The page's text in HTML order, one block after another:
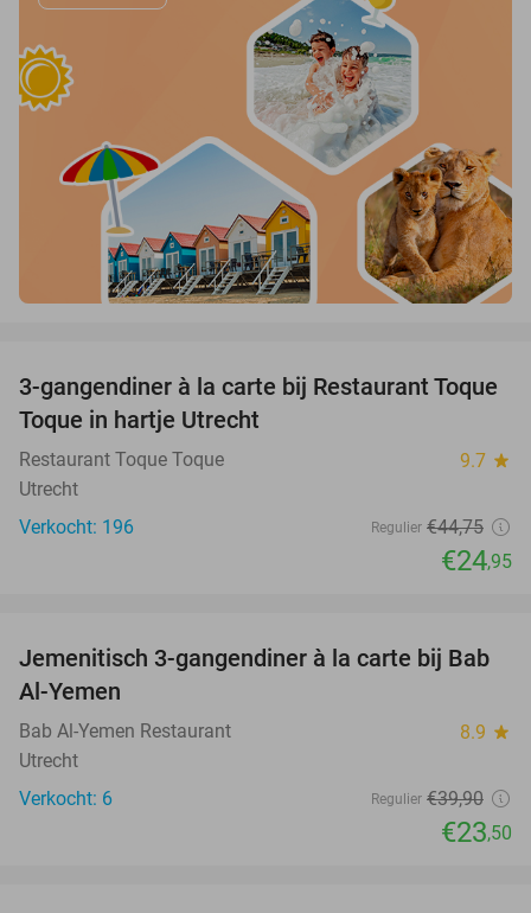
44%
3-gangendiner à la carte bij Restaurant Toque
Toque in hartje Utrecht
Restaurant Toque Toque 9.7 star
Utrecht
Verkocht: 196
Regulier €44,75
€24,95
41%
Jemenitisch 3-gangendiner à la carte bij Bab
Al-Yemen
Bab Al-Yemen Restaurant 8.9 star
Utrecht
Verkocht: 6
Regulier €39,90
€23,50